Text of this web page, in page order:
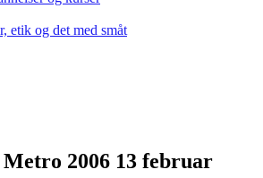
etik og det med småt
Metro 2006 13 februar